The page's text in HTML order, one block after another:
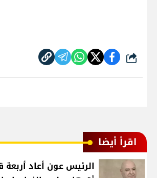
شارك
اقرأ أيضا
الرئيس عون أعاد أربعة